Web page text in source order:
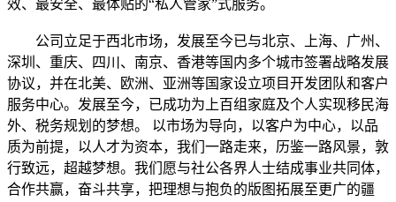
效、最安全、最体贴的“私人管家”式服务。
公司立足于西北市场，发展至今已与北京、上海、广州、
深圳、重庆、四川、南京、香港等国内多个城市签署战略发展
协议，并在北美、欧洲、亚洲等国家设立项目开发团队和客户
服务中心。发展至今，已成功为上百组家庭及个人实现移民海
外、税务规划的梦想。 以市场为导向，以客户为中心，以品
质为前提，以人才为资本，我们一路走来，历鉴一路风景，敦
行致远，超越梦想。我们愿与社公各界人士结成事业共同体，
合作共赢，奋斗共享，把理想与抱负的版图拓展至更广的疆